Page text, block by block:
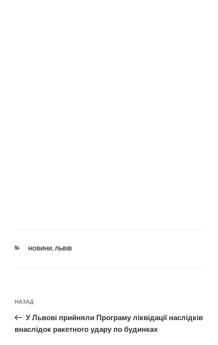
КАТЕГОРІЇ
НОВИНИ, ЛЬВІВ
записів
Попередній
запис:
НАЗАД
У Львові прийняли Програму ліквідації наслідків
внаслідок ракетного удару по будинках